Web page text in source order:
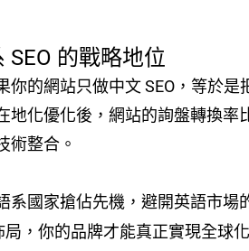
的戰略地位
你的網站只做中文 SEO，等於
地化優化後，網站的詢盤轉換
術整合。
系國家搶佔先機，避開英語市
局，你的品牌才能真正實現全球